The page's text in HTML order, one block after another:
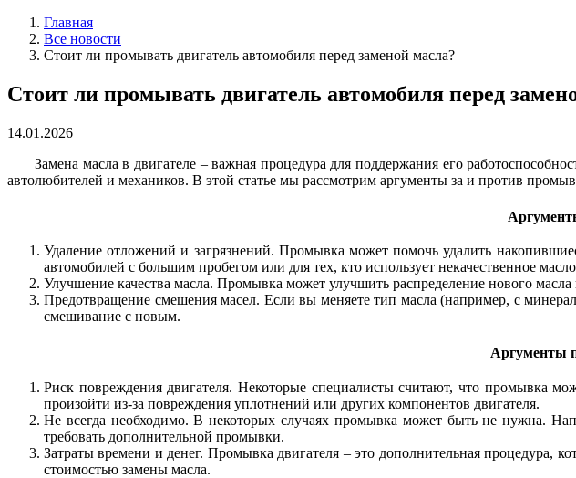
Главная
Все новости
Стоит ли промывать двигатель автомобиля перед заменой масла?
Стоит ли промывать двигатель автомобиля перед
14.01.2026
Замена масла в двигателе – важная процедура для поддержания его
автолюбителей и механиков. В этой статье мы рассмотрим аргументы за и против
Удаление отложений и загрязнений. Промывка может помочь удалить
автомобилей с большим пробегом или для тех, кто использует некачественное
Улучшение качества масла. Промывка может улучшить распределение нового
Предотвращение смешения масел. Если вы меняете тип масла (например, с
смешивание с новым.
Аргументы
Риск повреждения двигателя. Некоторые специалисты считают, что промывка
произойти из-за повреждения уплотнений или других компонентов двигателя.
Не всегда необходимо. В некоторых случаях промывка может быть не нужна.
требовать дополнительной промывки.
Затраты времени и денег. Промывка двигателя – это дополнительная процедура,
стоимостью замены масла.